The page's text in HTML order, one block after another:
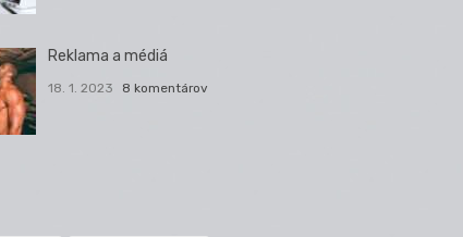
Reklama a médiá
18. 1. 2023 8 komentárov